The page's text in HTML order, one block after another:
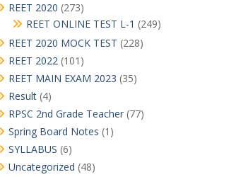
REET 2020 (273)
REET ONLINE TEST L-1 (249)
REET 2020 MOCK TEST (228)
REET 2022(101)
REET MAIN EXAM 2023 (35)
Result(4)
RPSC 2nd Grade Teacher(77)
Spring Board Notes (1)
SYLLABUS (6)
Uncategorized (48)